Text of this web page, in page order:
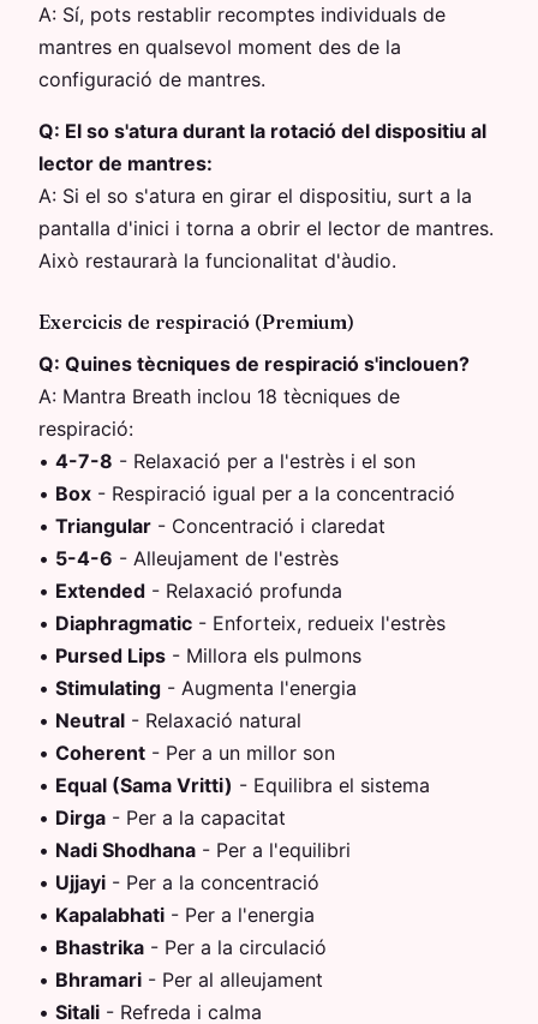
A: Sí, pots restablir recomptes individuals de
mantres en qualsevol moment des de la
configuració de mantres.
Q: El so s'atura durant la rotació del dispositiu al
lector de mantres:
A: Si el so s'atura en girar el dispositiu, surt a la
pantalla d'inici i torna a obrir el lector de mantres.
Això restaurarà la funcionalitat d'àudio.
Exercicis de respiració (Premium)
Q: Quines tècniques de respiració s'inclouen?
A: Mantra Breath inclou 18 tècniques de
respiració:
• 4-7-8 - Relaxació per a l'estrès i el son
• Box - Respiració igual per a la concentració
• Triangular - Concentració i claredat
• 5-4-6 - Alleujament de l'estrès
• Extended - Relaxació profunda
• Diaphragmatic - Enforteix, redueix l'estrès
• Pursed Lips - Millora els pulmons
• Stimulating - Augmenta l'energia
• Neutral - Relaxació natural
• Coherent - Per a un millor son
• Equal (Sama Vritti) - Equilibra el sistema
• Dirga - Per a la capacitat
• Nadi Shodhana - Per a l'equilibri
• Ujjayi - Per a la concentració
• Kapalabhati - Per a l'energia
• Bhastrika - Per a la circulació
• Bhramari - Per al alleujament
• Sitali - Refreda i calma